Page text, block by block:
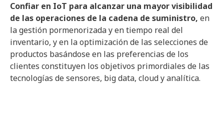
Confiar en IoT para alcanzar una mayor visibilidad
de las operaciones de la cadena de suministro, en
la gestión pormenorizada y en tiempo real del
inventario, y en la optimización de las selecciones de
productos basándose en las preferencias de los
clientes constituyen los objetivos primordiales de las
tecnologías de sensores, big data, cloud y analítica.